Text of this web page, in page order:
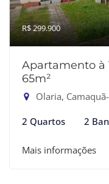
R$ 299.900
Apartamento à
65m²
Olaria,
2 Quartos 2
Mais informações